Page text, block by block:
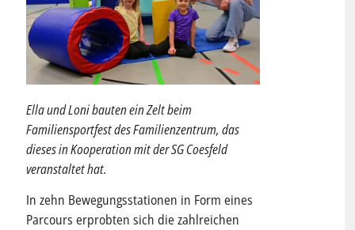
Ella und Loni bauten ein Zelt beim
Familiensportfest des Familienzentrum, das
dieses in Kooperation mit der SG Coesfeld
veranstaltet hat.
In zehn Bewegungsstationen in Form eines
Parcours erprobten sich die zahlreichen